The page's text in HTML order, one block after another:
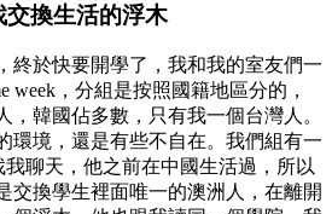
換生活的浮木
終於快要開學了，我和我的室友們一
week，分組是按照國籍地區分的，
，韓國佔多數，只有我一個台灣人。
環境，還是有些不自在。我們組有一
我聊天，他之前在中國生活過，所以
交換學生裡面唯一的澳洲人，在離開